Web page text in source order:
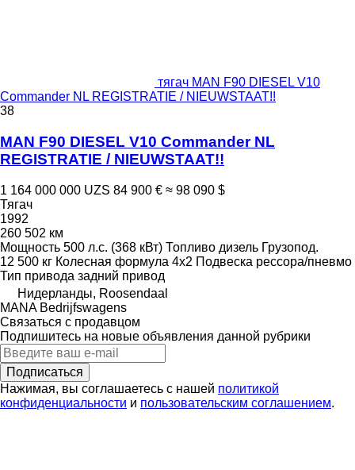
тягач MAN F90 DIESEL V10
Commander NL REGISTRATIE / NIEUWSTAAT!!
38
MAN F90 DIESEL V10 Commander NL
REGISTRATIE / NIEUWSTAAT!!
1 164 000 000 UZS 84 900 € ≈ 98 090 $
Тягач
1992
260 502 км
Мощность 500 л.с. (368 кВт) Топливо дизель Грузопод.
12 500 кг Колесная формула 4x2 Подвеска рессора/пневмо
Тип привода задний привод
Нидерланды, Roosendaal
MANA Bedrijfswagens
Связаться с продавцом
Подпишитесь на новые объявления данной рубрики
Подписаться
Нажимая, вы соглашаетесь с нашей политикой
конфиденциальности и пользовательским соглашением.